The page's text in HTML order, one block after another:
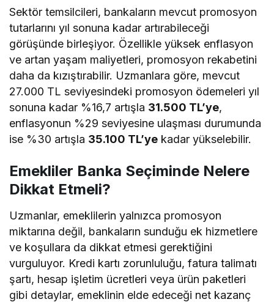
Sektör temsilcileri, bankaların mevcut promosyon
tutarlarını yıl sonuna kadar artırabileceği
görüşünde birleşiyor. Özellikle yüksek enflasyon
ve artan yaşam maliyetleri, promosyon rekabetini
daha da kızıştırabilir. Uzmanlara göre, mevcut
27.000 TL seviyesindeki promosyon ödemeleri yıl
sonuna kadar %16,7 artışla 31.500 TL’ye,
enflasyonun %29 seviyesine ulaşması durumunda
ise %30 artışla 35.100 TL’ye kadar yükselebilir.
Emekliler Banka Seçiminde Nelere
Dikkat Etmeli?
Uzmanlar, emeklilerin yalnızca promosyon
miktarına değil, bankaların sunduğu ek hizmetlere
ve koşullara da dikkat etmesi gerektiğini
vurguluyor. Kredi kartı zorunluluğu, fatura talimatı
şartı, hesap işletim ücretleri veya ürün paketleri
gibi detaylar, emeklinin elde edeceği net kazanç